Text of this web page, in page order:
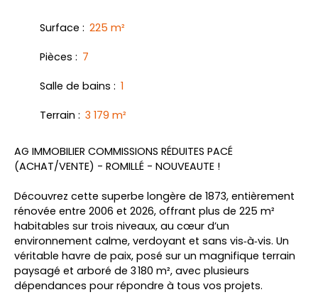
Surface : 225 m²
Pièces : 7
Salle de bains : 1
Terrain : 3 179 m²
AG IMMOBILIER COMMISSIONS RÉDUITES PACÉ
(ACHAT/VENTE) - ROMILLÉ - NOUVEAUTE !
Découvrez cette superbe longère de 1873, entièrement
rénovée entre 2006 et 2026, offrant plus de 225 m²
habitables sur trois niveaux, au cœur d’un
environnement calme, verdoyant et sans vis‑à‑vis. Un
véritable havre de paix, posé sur un magnifique terrain
paysagé et arboré de 3 180 m², avec plusieurs
dépendances pour répondre à tous vos projets.